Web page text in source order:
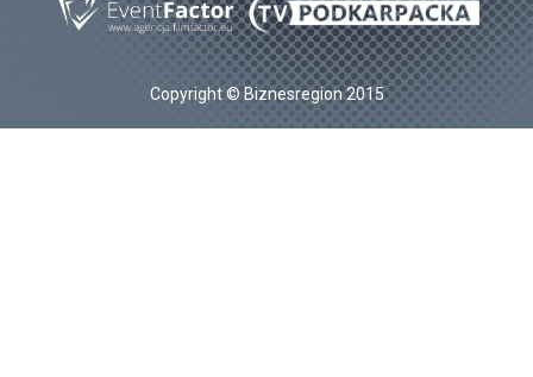
Copyright © Biznesregion 2015